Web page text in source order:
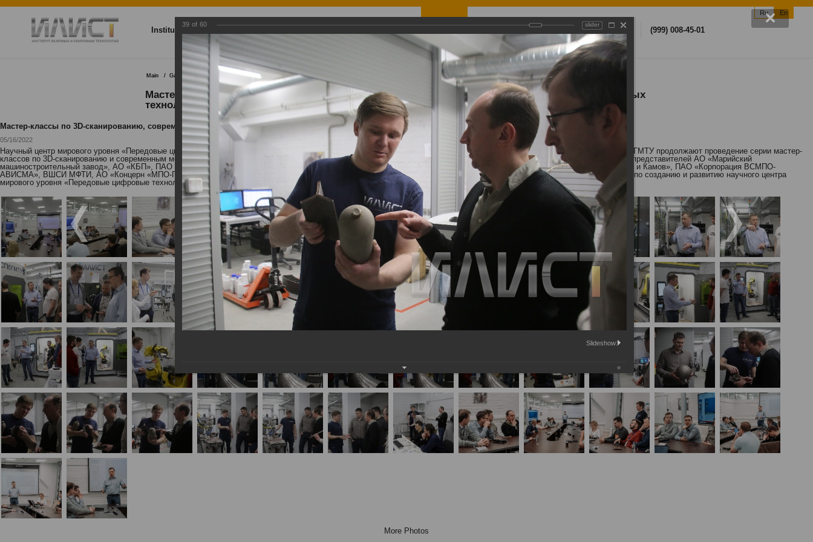
Ru En
Institute Search (812) 757-22-22 (999) 008-45-01
Main Gallery Мастер-классы по 3D-сканированию, современным методам измерений и внедрению аддитивных технологий
Мастер-классы по 3D-сканированию, современным методам измерений и внедрению аддитивных
технологий
Мастер-классы по 3D-сканированию, современным методам измерений и внедрению аддитивных технологий
05/16/2022
Научный центр мирового уровня «Передовые цифровые технологии» морского технического университета совместно с Институтом лазерных и сварочных технологий СПбГМТУ продолжают проведение серии мастер-
классов по 3D-сканированию и современным методам измерений, а также по внедрению аддитивных технологий. Первый из серии мастер-классов состоялся 13 мая для представителей АО «Марийский
машиностроительный завод», АО «КБП», ПАО «НЛМК», ООО МЦКТ (РКЦ), АО «Северсталь Менеджмент», ПАО «ОДК-Сатурн», АО «Организация «Агат», АО «НЦВ Миль и Камов», ПАО «Корпорация ВСМПО-
АВИСМА», ВШСИ МФТИ, АО «Концерн «МПО-Гидроприбор»». Мероприятия проводятся при финансовой поддержке Минобрнауки России в рамках реализации программы по созданию и развитию научного центра
мирового уровня «Передовые цифровые технологии».
More Photos
39 of 60 slider
Slideshow: